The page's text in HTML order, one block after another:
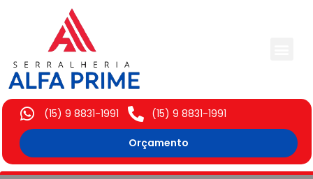
(15) 9 8831-1991 (15) 9 8831-1991
Orçamento